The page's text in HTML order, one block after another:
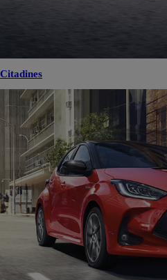
Citadines